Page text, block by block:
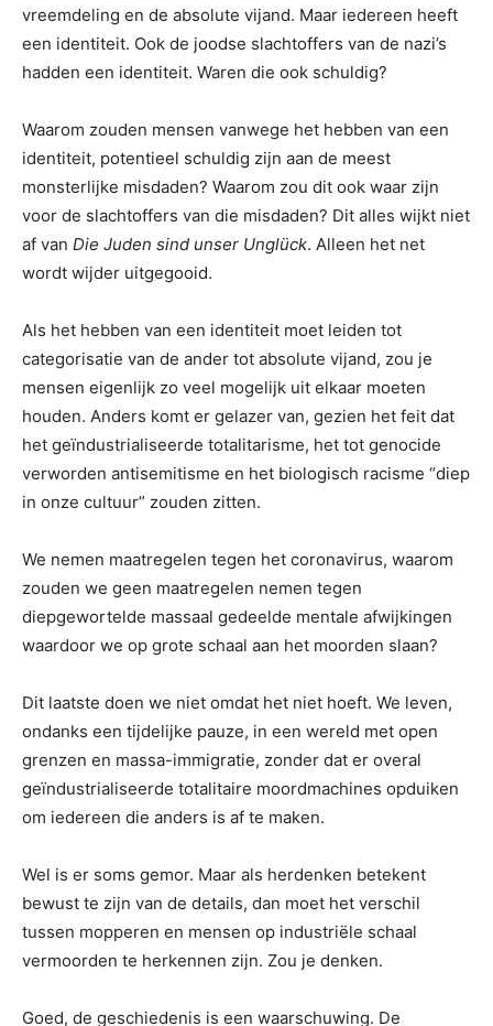
vreemdeling en de absolute vijand. Maar iedereen heeft
een identiteit. Ook de joodse slachtoffers van de nazi’s
hadden een identiteit. Waren die ook schuldig?
Waarom zouden mensen vanwege het hebben van een
identiteit, potentieel schuldig zijn aan de meest
monsterlijke misdaden? Waarom zou dit ook waar zijn
voor de slachtoffers van die misdaden? Dit alles wijkt niet
af van Die Juden sind unser Unglück. Alleen het net
wordt wijder uitgegooid.
Als het hebben van een identiteit moet leiden tot
categorisatie van de ander tot absolute vijand, zou je
mensen eigenlijk zo veel mogelijk uit elkaar moeten
houden. Anders komt er gelazer van, gezien het feit dat
het geïndustrialiseerde totalitarisme, het tot genocide
verworden antisemitisme en het biologisch racisme “diep
in onze cultuur” zouden zitten.
We nemen maatregelen tegen het coronavirus, waarom
zouden we geen maatregelen nemen tegen
diepgewortelde massaal gedeelde mentale afwijkingen
waardoor we op grote schaal aan het moorden slaan?
Dit laatste doen we niet omdat het niet hoeft. We leven,
ondanks een tijdelijke pauze, in een wereld met open
grenzen en massa-immigratie, zonder dat er overal
geïndustrialiseerde totalitaire moordmachines opduiken
om iedereen die anders is af te maken.
Wel is er soms gemor. Maar als herdenken betekent
bewust te zijn van de details, dan moet het verschil
tussen mopperen en mensen op industriële schaal
vermoorden te herkennen zijn. Zou je denken.
Goed, de geschiedenis is een waarschuwing. De